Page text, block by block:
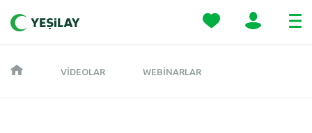
VIDEOLAR WEBINARLAR